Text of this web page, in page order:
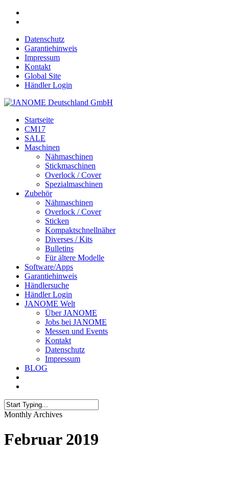
Datenschutz
Garantiehinweis
Impressum
Kontakt
Global Site
Händler Login
Startseite
CM17
SALE
Maschinen
Nähmaschinen
Stickmaschinen
Overlock / Cover
Spezialmaschinen
Zubehör
Nähmaschinen
Overlock / Cover
Sticken
Kompaktschnellnäher
Diverses / Kits
Bulletins
Für ältere Modelle
Software/Apps
Garantiehinweis
Händlersuche
Händler Login
JANOME Welt
Über JANOME
Jobs bei JANOME
Messen und Events
Kontakt
Datenschutz
Impressum
BLOG
Monthly Archives
Februar 2019